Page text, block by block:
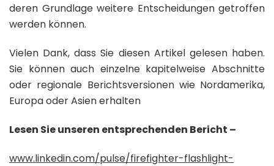
deren Grundlage weitere Entscheidungen getroffen
werden können.
Vielen Dank, dass Sie diesen Artikel gelesen haben.
Sie können auch einzelne kapitelweise Abschnitte
oder regionale Berichtsversionen wie Nordamerika,
Europa oder Asien erhalten
Lesen Sie unseren entsprechenden Bericht –
www.linkedin.com/pulse/firefighter-flashlight-